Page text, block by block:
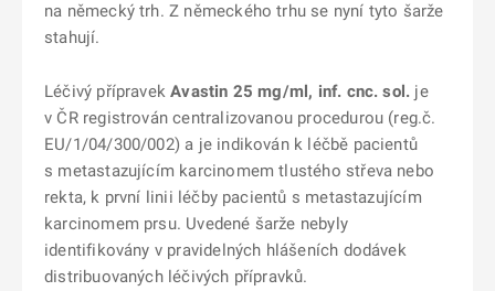
na německý trh. Z německého trhu se nyní tyto šarže
stahují.
Léčivý přípravekAvastin 25 mg/ml, inf. cnc. sol. je
v ČR registrován centralizovanou procedurou (reg.č.
EU/1/04/300/002) a je indikován k léčbě pacientů
s metastazujícím karcinomem tlustého střeva nebo
rekta, k první linii léčby pacientů s metastazujícím
karcinomem prsu. Uvedené šarže nebyly
identifikovány v pravidelných hlášeních dodávek
distribuovaných léčivých přípravků.